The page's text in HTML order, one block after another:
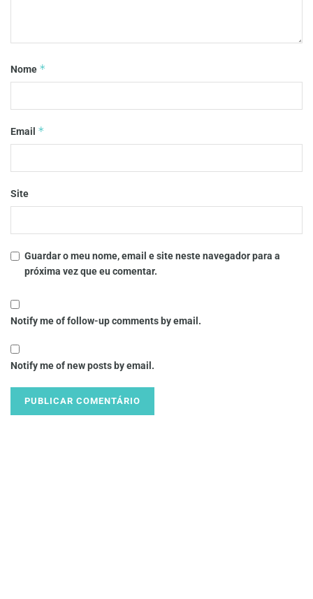
Nome *
Email *
Site
Guardar o meu nome, email e site neste navegador para a
próxima vez que eu comentar.
Notify me of follow-up comments by email.
Notify me of new posts by email.